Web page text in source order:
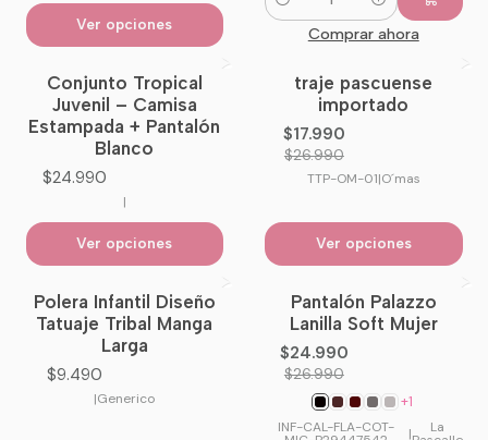
Ver opciones
Cantidad
Comprar ahora
Conjunto Tropical
Juvenil – Camisa
Estampada + Pantalón
Blanco
$24.990
|
Ver opciones
-33%OFF
traje pascuense
importado
$17.990
$26.990
TTP-OM-01|O´mas
Ver opciones
Polera Infantil Diseño
Tatuaje Tribal Manga
Larga
$9.490
|Generico
-7%OFF
No disponible
Pantalón Palazzo
Lanilla Soft Mujer
$24.990
$26.990
+1
INF-CAL-FLA-COT- | La